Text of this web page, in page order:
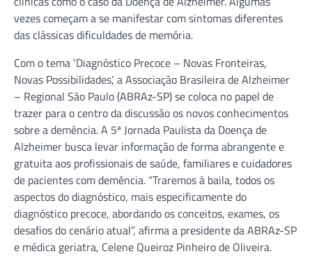
vezes começam a se manifestar com sintomas diferentes
das clássicas dificuldades de memória.
Com o tema ‘Diagnóstico Precoce – Novas Fronteiras,
Novas Possibilidades’, a Associação Brasileira de Alzheimer
– Regional São Paulo (ABRAz-SP) se coloca no papel de
trazer para o centro da discussão os novos conhecimentos
sobre a demência. A 5ª Jornada Paulista da Doença de
Alzheimer busca levar informação de forma abrangente e
gratuita aos profissionais de saúde, familiares e cuidadores
de pacientes com demência. “Traremos à baila, todos os
aspectos do diagnóstico, mais especificamente do
diagnóstico precoce, abordando os conceitos, exames, os
desafios do cenário atual”, afirma a presidente da ABRAz-SP
e médica geriatra, Celene Queiroz Pinheiro de Oliveira.